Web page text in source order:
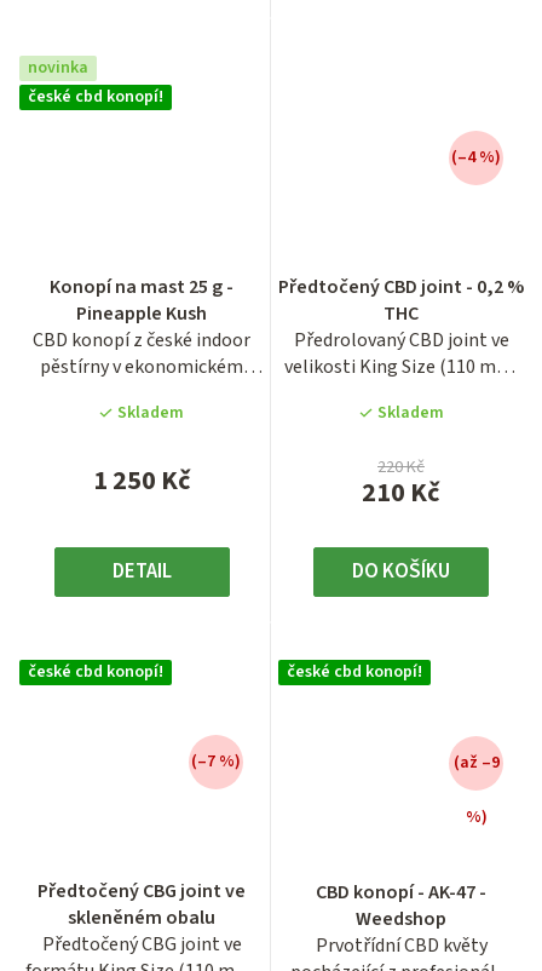
novinka
české cbd konopí!
Konopí na mast 25 g -
Pineapple Kush
CBD konopí z české indoor
pěstírny v ekonomickém
gramů...
Skladem
1 250 Kč
DETAIL
produktu
je
3,6
z
hvězdiček.
Předtočený CBD joint - 0,2 %
THC
Předrolovaný CBD joint ve
velikosti King Size (110 mm)
Skladem
210 Kč
220 Kč
(–4 %)
DO KOŠÍKU
české cbd konopí!
Předtočený CBG joint ve
skleněném obalu
Předtočený CBG joint ve
hodnocení
produktu
je
(–7 %)
české cbd konopí!
CBD konopí - AK-47 -
Weedshop
Prvotřídní CBD květy
(až –9
%)
produktu
je
3,9